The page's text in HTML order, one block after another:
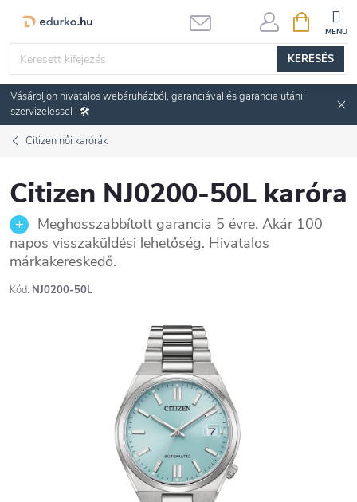
KERESÉS
KOSÁR
Vásároljon hivatalos webáruházból, garanciával és garancia utáni
szervizeléssel ! 🛠️
Citizen női karórák
Citizen NJ0200-50L karóra
Meghosszabbított garancia 5 évre. Akár 100
napos visszaküldési lehetőség. Hivatalos
márkakereskedő.
Kód: NJ0200-50L